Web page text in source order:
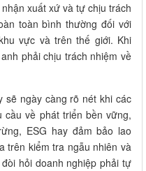
xuất xứ và tự chịu trách
toàn bình thường đối với
vực và trên thế giới. Khi
phải chịu trách nhiệm về
sẽ ngày càng rõ nét khi các
về phát triển bền vững,
ESG hay đảm bảo lao
trên kiểm tra ngẫu nhiên và
hỏi doanh nghiệp phải tự